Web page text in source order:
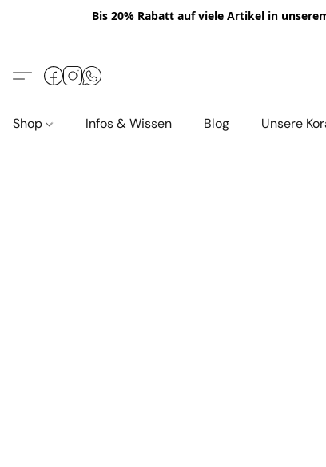
Bis 20% Rabatt auf viele Artikel in
Shop Infos & Wissen Blog Unsere